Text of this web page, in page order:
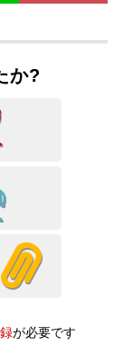
か?
が必要です